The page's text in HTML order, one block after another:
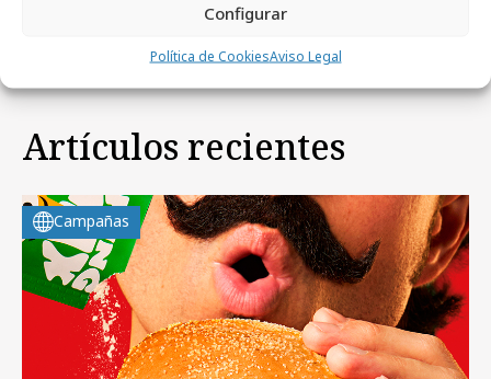
Configurar
Política de CookiesAviso Legal
Artículos recientes
Campañas